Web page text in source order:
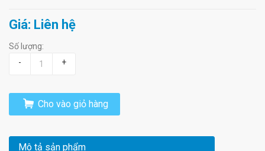
Giá: Liên hệ
Số lượng:
-
+
Cho vào giỏ hàng
Mô tả sản phẩm